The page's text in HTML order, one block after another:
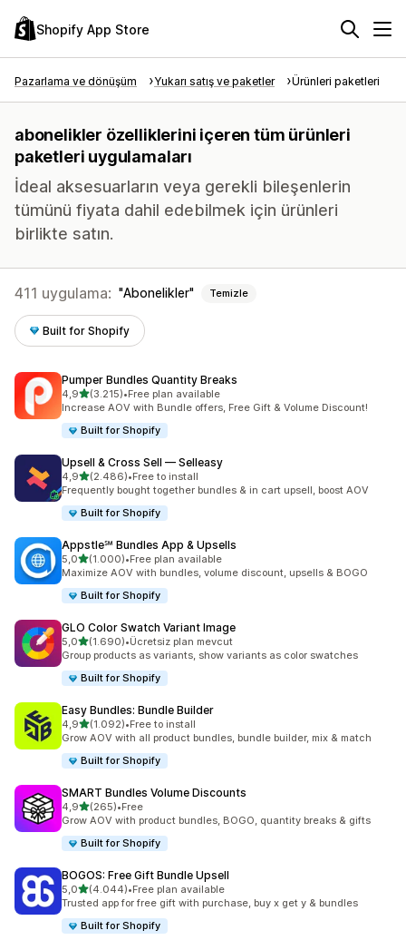
Shopify App Store
Pazarlama ve dönüşüm Yukarı satış ve paketler Ürünleri paketleri
abonelikler özelliklerini içeren tüm ürünleri
paketleri uygulamaları
İdeal aksesuarların veya gerekli bileşenlerin
tümünü fiyata dahil edebilmek için ürünleri
birlikte satın.
411 uygulama: Abonelikler Temizle
Built for Shopify
Pumper Bundles Quantity Breaks
4,95 yıldız üzerinden
(3.215)
toplam 3215 değerlendirme
•Free plan available
Increase AOV with Bundle offers, Free Gift & Volume Discount!
Built for Shopify
Upsell & Cross Sell — Selleasy
4,95 yıldız üzerinden
(2.486)
toplam 2486 değerlendirme
•Free to install
Frequently bought together bundles & in cart upsell, boost AOV
Built for Shopify
Appstle℠ Bundles App & Upsells
5,05 yıldız üzerinden
(1.000)
toplam 1000 değerlendirme
•Free plan available
Maximize AOV with bundles, volume discount, upsells & BOGO
Built for Shopify
GLO Color Swatch Variant Image
5,05 yıldız üzerinden
(1.690)
toplam 1690 değerlendirme
•Ücretsiz plan mevcut
Group products as variants, show variants as color swatches
Built for Shopify
Easy Bundles: Bundle Builder
4,95 yıldız üzerinden
(1.092)
toplam 1092 değerlendirme
•Free to install
Grow AOV with all product bundles, bundle builder, mix & match
Built for Shopify
SMART Bundles Volume Discounts
4,95 yıldız üzerinden
(265)
toplam 265 değerlendirme
•Free
Grow AOV with product bundles, BOGO, quantity breaks & gifts
Built for Shopify
BOGOS: Free Gift Bundle Upsell
5,05 yıldız üzerinden
(4.044)
toplam 4044 değerlendirme
•Free plan available
Trusted app for free gift with purchase, buy x get y & bundles
Built for Shopify